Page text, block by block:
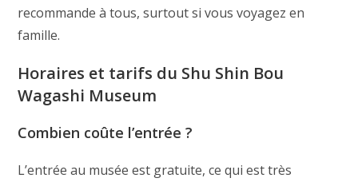
recommande à tous, surtout si vous voyagez en
famille.
Horaires et tarifs du Shu Shin Bou
Wagashi Museum
Combien coûte l’entrée ?
L’entrée au musée est gratuite, ce qui est très